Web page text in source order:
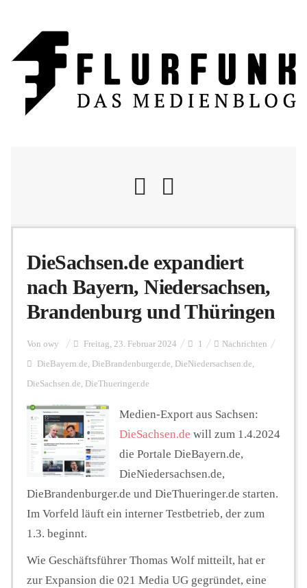
Nachrichten
Flurschelte
Personalien
FUNKTURM-Beiträge
Podcast
Seminare
DieSachsen.de expandiert
nach Bayern, Niedersachsen,
Brandenburg und Thüringen
Von owy Freitag, 23. Februar 2024 1 Nachrichten
DieBayern.de, DieBrandenburger.de, DieNiedersachsen.de,
DieSachsen.de, DieThueringer.de
Medien-Export aus Sachsen:
DieSachsen.de will zum 1.4.2024
die Portale DieBayern.de,
DieNiedersachsen.de,
DieBrandenburger.de und DieThueringer.de starten.
Im Vorfeld läuft ein interner Testbetrieb, der zum
1.3. beginnt.
Wie Geschäftsführer Thomas Wolf mitteilt, hat er
zur Expansion die 021 Media UG gegründet, eine